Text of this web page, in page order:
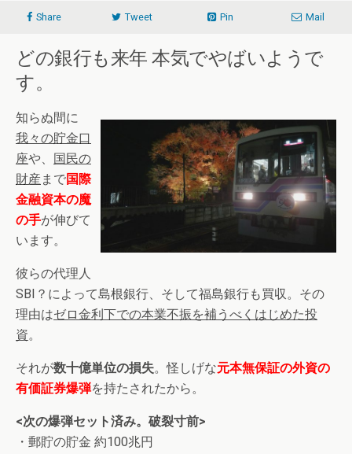
Share Tweet Pin Mail
どの銀行も来年 本気でやばいようで
す。
知らぬ間に
我々の貯金口
座や、 国民の
財産 まで国際
金融資本の魔
の手が伸びて
います。
彼らの代理人
SBI？によって島根銀行、そして福島銀行も買収。その
理由はゼロ金利下での本業不振を補うべくはじめた投
資。
それが数十億単位の損失。怪しげな元本無保証の外資の
有価証券爆弾を持たされたから。
<次の爆弾セット済み。破裂寸前>
・郵貯の貯金 約100兆円